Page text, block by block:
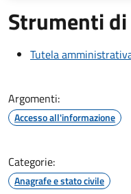
Strumenti
Tutela
Argomenti:
Accesso all'informazione
Categorie:
Anagrafe e stato civile